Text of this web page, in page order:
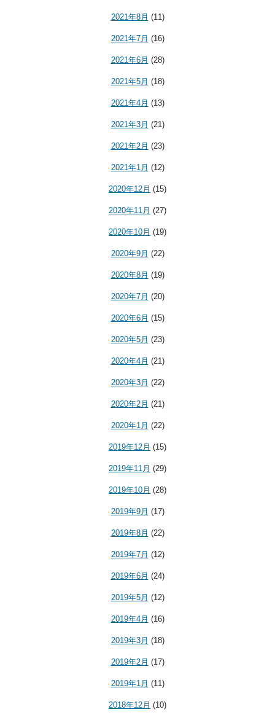
2021年8月 (11)
2021年7月 (16)
2021年6月 (28)
2021年5月 (18)
2021年4月 (13)
2021年3月 (21)
2021年2月 (23)
2021年1月 (12)
2020年12月 (15)
2020年11月 (27)
2020年10月 (19)
2020年9月 (22)
2020年8月 (19)
2020年7月 (20)
2020年6月 (15)
2020年5月 (23)
2020年4月 (21)
2020年3月 (22)
2020年2月 (21)
2020年1月 (22)
2019年12月 (15)
2019年11月 (29)
2019年10月 (28)
2019年9月 (17)
2019年8月 (22)
2019年7月 (12)
2019年6月 (24)
2019年5月 (12)
2019年4月 (16)
2019年3月 (18)
2019年2月 (17)
2019年1月 (11)
2018年12月 (10)